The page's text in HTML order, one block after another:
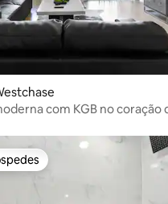
com KGB no coração